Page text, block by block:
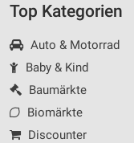
Top Kategorien
Auto & Motorrad
Baby & Kind
Baumärkte
Biomärkte
Discounter